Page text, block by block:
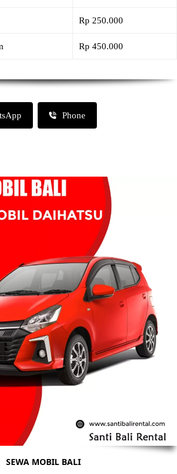
Rp 250.000
Rp 450.000
Phone
SEWA MOBIL BALI